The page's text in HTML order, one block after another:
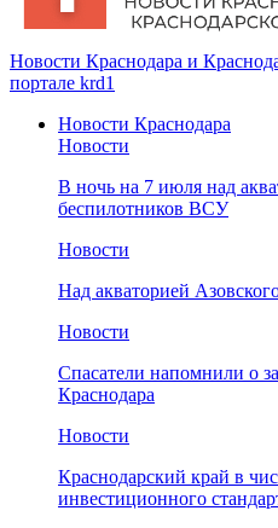
Новости Краснодара и
портале krd1
Новости Краснодара
Новости
В ночь на 7 июля над
беспилотников ВСУ
Новости
Над акваторией
Новости
Спасатели напомнили о
Краснодара
Новости
Краснодарский край в
инвестиционного